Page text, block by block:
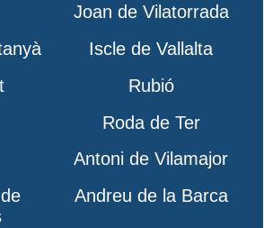
Joan de Vilatorrada
Iscle de Vallalta
Rubió
Roda de Ter
Antoni de Vilamajor
Andreu de la Barca